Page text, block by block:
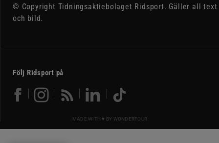
© Copyright Tidningsaktiebolaget Ridsport. Gäller all text
och bild.
Följ Ridsport på
MADE WITH ♥ BY WONDERFOUR